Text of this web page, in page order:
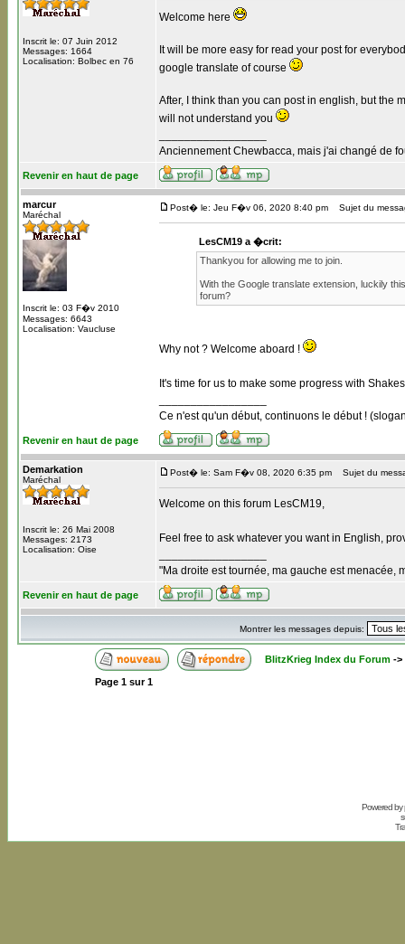
Inscrit le: 07 Juin 2012
Messages: 1664
Localisation: Bolbec en 76
Welcome here
It will be more easy for read your post for
google translate of course
After, I think than you can post in english, but the
will not understand you
Anciennement Chewbacca, mais j'ai changé de
Revenir en haut de page
marcur
Maréchal
Inscrit le: 03 F�v 2010
Messages: 6643
Localisation: Vaucluse
Post� le: Jeu F�v 06, 2020 8:40 pm Sujet du
LesCM19 a �crit:
Thankyou for allowing me to join.
With the Google translate extension, luckily
forum?
Why not ? Welcome aboard !
It's time for us to make some progress with
Ce n'est qu'un début, continuons le début !
Revenir en haut de page
Demarkation
Maréchal
Inscrit le: 26 Mai 2008
Messages: 2173
Localisation: Oise
Post� le: Sam F�v 08, 2020 6:35 pm Sujet du
Welcome on this forum LesCM19,
Feel free to ask whatever you want in English,
"Ma droite est tournée, ma gauche est menacée,
Revenir en haut de page
Montrer les messages depuis:
BlitzKrieg Index du Forum->
Page 1sur1
Powered by